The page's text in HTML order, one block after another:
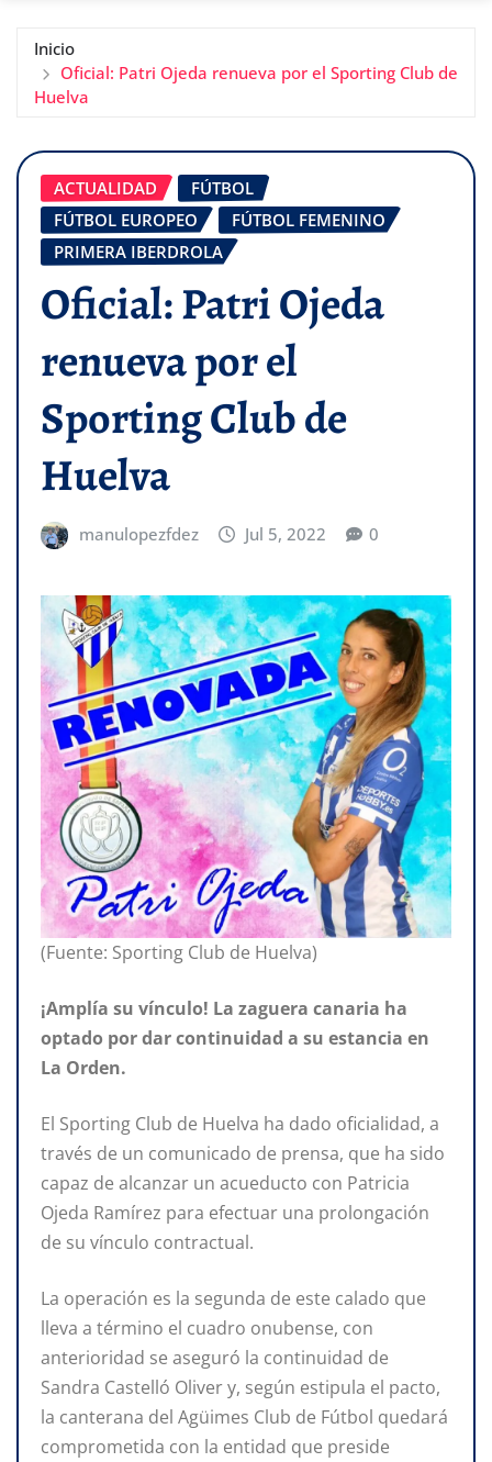
Inicio
Oficial: Patri Ojeda renueva por el Sporting Club de
Huelva
ACTUALIDAD
FÚTBOL
FÚTBOL EUROPEO
FÚTBOL FEMENINO
PRIMERA IBERDROLA
Oficial: Patri Ojeda
renueva por el
Sporting Club de
Huelva
manulopezfdez Jul 5, 2022 0
(Fuente: Sporting Club de Huelva)
¡Amplía su vínculo! La zaguera canaria ha
optado por dar continuidad a su estancia en
La Orden.
El Sporting Club de Huelva ha dado oficialidad, a
través de un comunicado de prensa, que ha sido
capaz de alcanzar un acueducto con Patricia
Ojeda Ramírez para efectuar una prolongación
de su vínculo contractual.
La operación es la segunda de este calado que
lleva a término el cuadro onubense, con
anterioridad se aseguró la continuidad de
Sandra Castelló Oliver y, según estipula el pacto,
la canterana del Agüimes Club de Fútbol quedará
comprometida con la entidad que preside